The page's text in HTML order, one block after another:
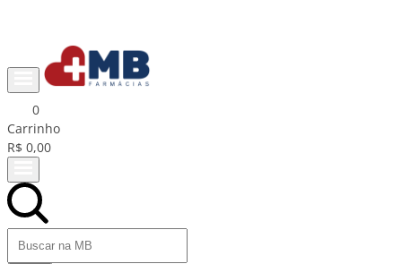
0
Carrinho
R$ 0,00